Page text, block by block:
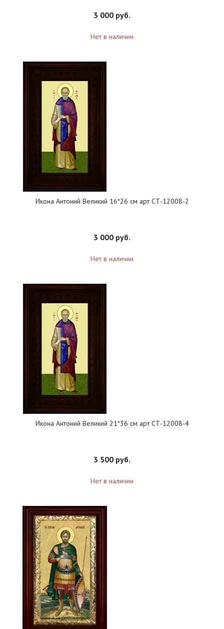
3 000 руб.
Нет в наличии
Икона Антоний Великий 16*26 см арт СТ-12008-2
3 000 руб.
Нет в наличии
Икона Антоний Великий 21*36 см арт СТ-12008-4
3 500 руб.
Нет в наличии